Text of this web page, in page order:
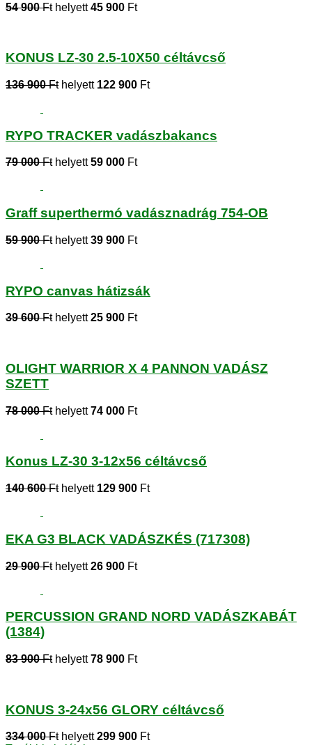
54 900 Fthelyett45 900 Ft
KONUS LZ-30 2.5-10X50 céltávcső
136 900 Fthelyett 122 900 Ft
RYPO TRACKER vadászbakancs
79 000 Fthelyett59 000 Ft
Graff superthermó vadásznadrág 754-OB
59 900 Fthelyett39 900 Ft
RYPO canvas hátizsák
39 600 Fthelyett25 900 Ft
OLIGHT WARRIOR X 4 PANNON VADÁSZ
SZETT
78 000 Fthelyett74 000 Ft
Konus LZ-30 3-12x56 céltávcső
140 600 Fthelyett 129 900 Ft
EKA G3 BLACK VADÁSZKÉS (717308)
29 900 Fthelyett26 900 Ft
PERCUSSION GRAND NORD VADÁSZKABÁT
(1384)
83 900 Fthelyett78 900 Ft
KONUS 3-24x56 GLORY céltávcső
334 000 Fthelyett299 900 Ft